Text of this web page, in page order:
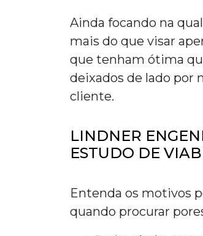
Ainda focando na
mais do que visar
que tenham ótima
deixados de lado por
cliente.
LINDNER
ESTUDO DE
Entenda os motivos
quando procurar por